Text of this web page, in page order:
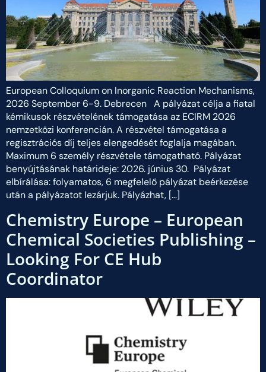
European Colloquium on Inorganic Reaction Mechanisms,
2026 September 6-9. Debrecen A pályázat célja a fiatal
kémikusok részvételének támogatása az ECIRM 2026
nemzetközi konferencián. A részvétel támogatása a
regisztrációs díj teljes elengedését foglalja magában.
Maximum 6 személy részvétele támogatható. Pályázat
benyújtásának határideje: 2026. június 30. Pályázat
elbírálása: folyamatos, 6 megfelelő pályázat beérkezése
után a pályázatot lezárjuk. Pályázhat, […]
Chemistry Europe – European
Chemical Societies Publishing –
Looking For CE Hub
Coordinator